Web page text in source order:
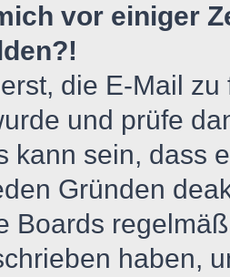
vor einiger
die E-Mail
und prüfe
kann sein, dass
Gründen
Boards
haben,